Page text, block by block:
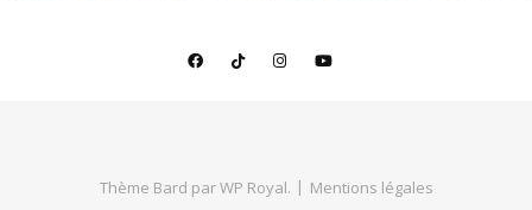
Thème Bard parWP Royal. Mentions légales